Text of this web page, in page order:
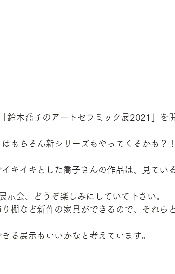
鈴木喬子のアートセラミック展2021」を
もちろん新シリーズもやってくるかも？！
イキイキとした喬子さんの作品は、見てい
示会、どうぞ楽しみにしていて下さい。
り棚など新作の家具ができるので、それら
る展示もいいかなと考えています。